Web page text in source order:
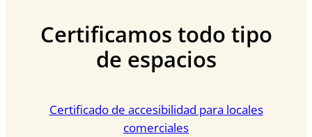
Certificamos todo tipo
de espacios
Certificado de accesibilidad para locales
comerciales